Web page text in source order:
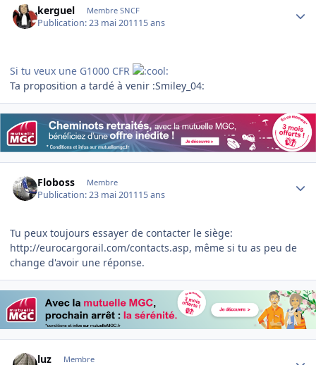
kerguel Membre SNCF
Publication:23 mai 201115 ans
Si tu veux une G1000 CFR
Ta proposition a tardé à venir :Smiley_04:
Floboss Membre
Publication:23 mai 201115 ans
Tu peux toujours essayer de contacter le siège:
http://eurocargorail.com/contacts.asp, même si tu as peu de
change d'avoir une réponse.
luz Membre